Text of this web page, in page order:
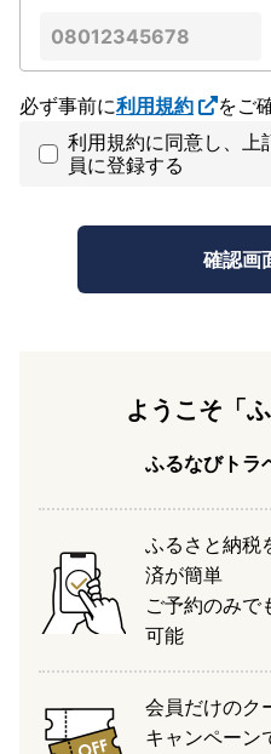
必ず事前に利用規約
をご
利用規約に同意し、上
員に登録する
ようこそ「
ふるなびトラ
ふるさと納税
済が簡単
ご予約のみで
可能
会員だけのク
キャンペーン